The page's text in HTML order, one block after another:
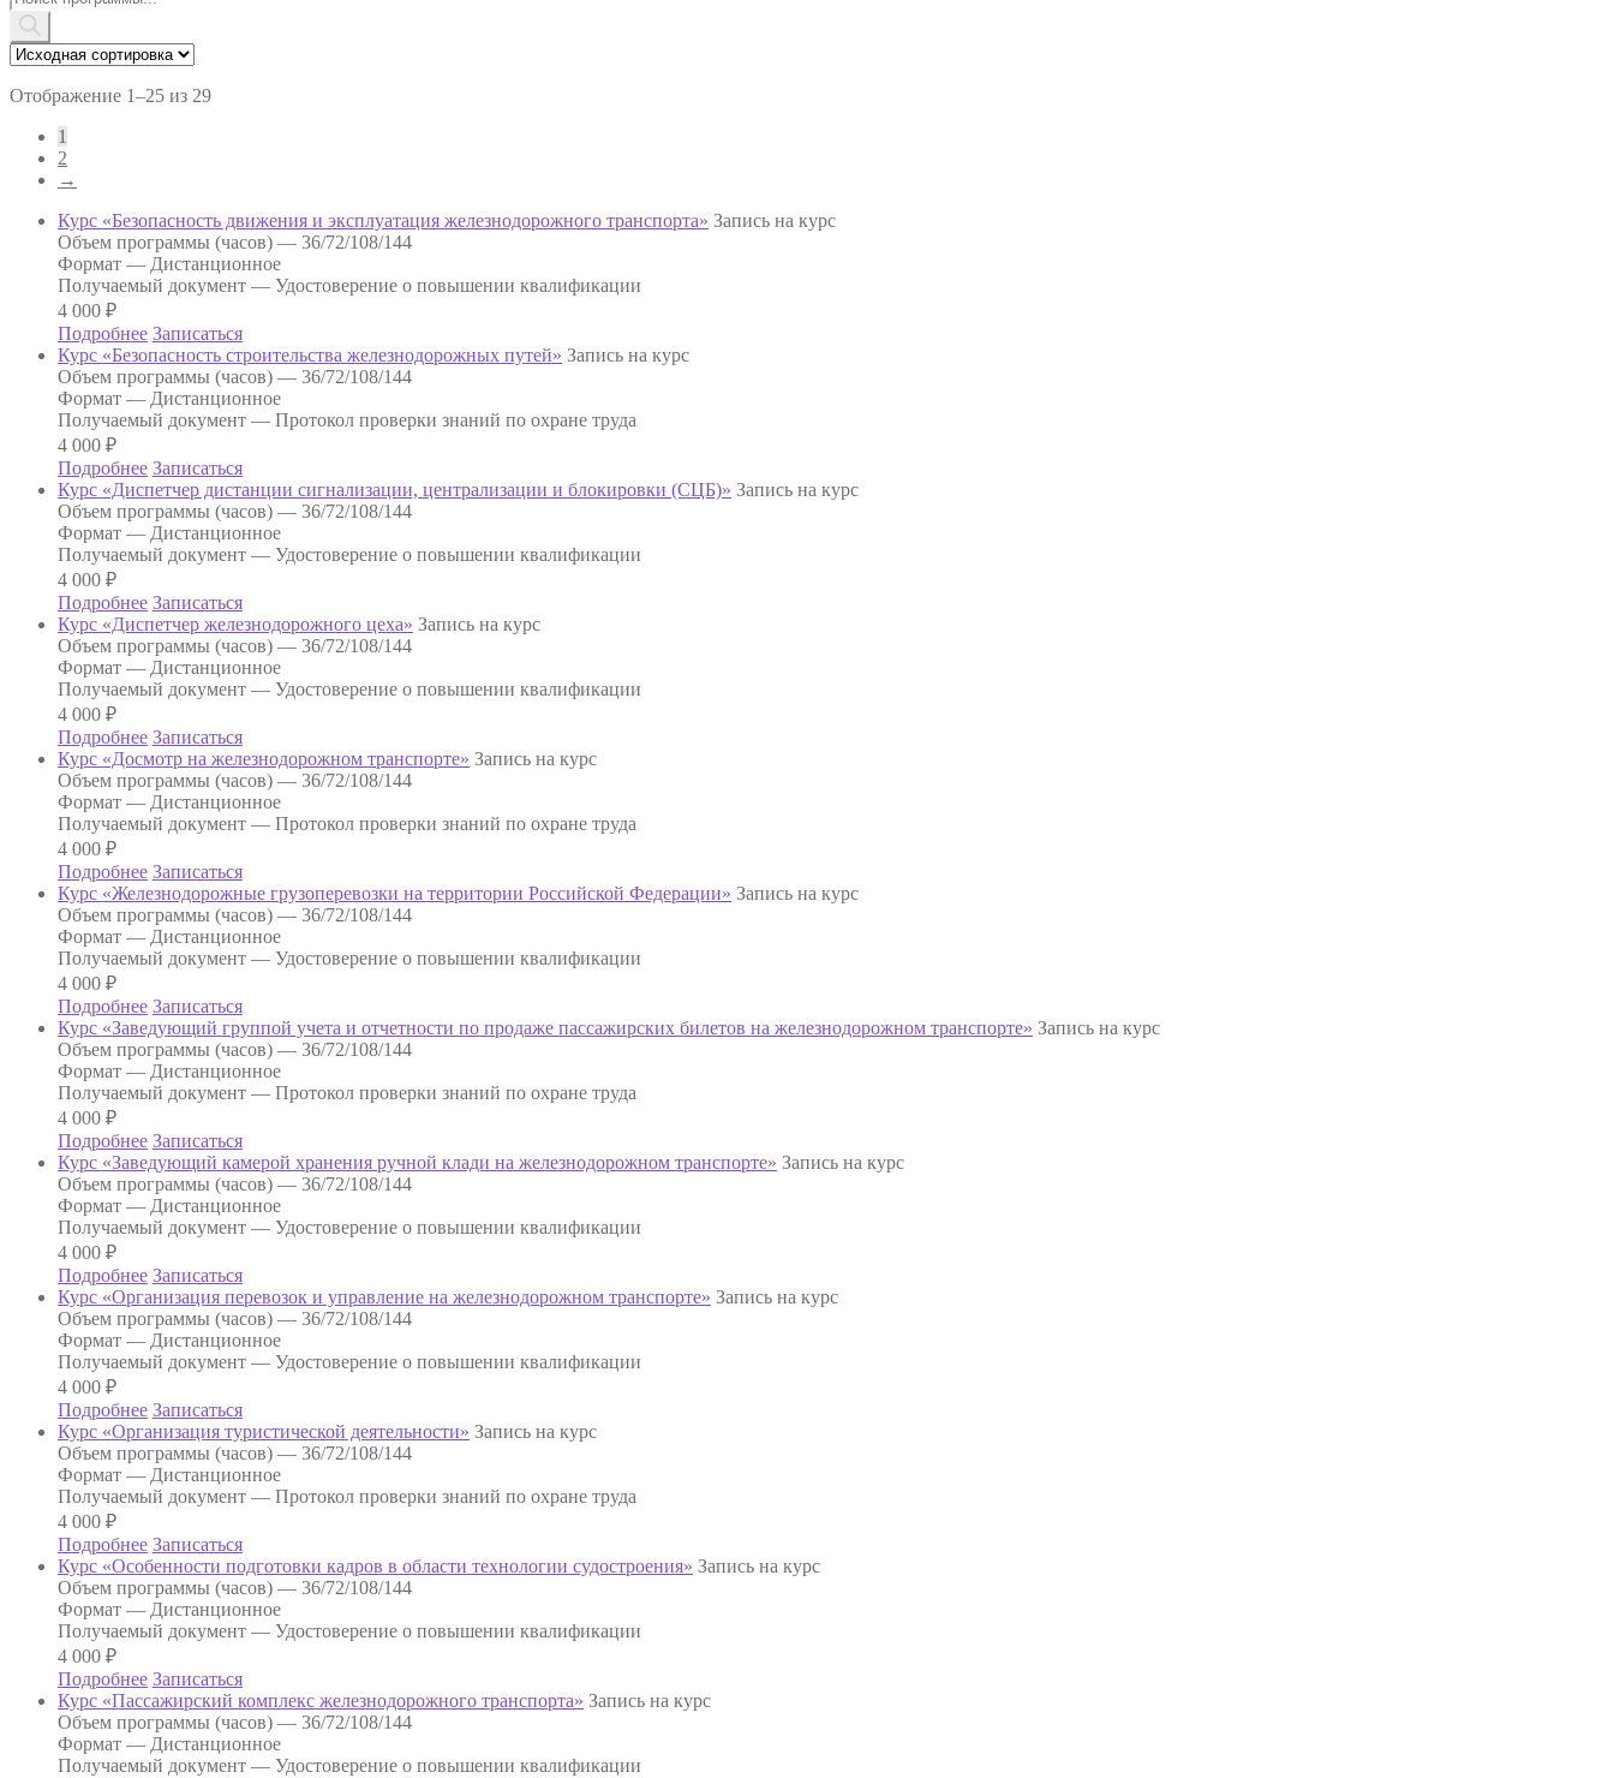
товаров
Отображение 1–25 из 29
1
2
→
Курс «Безопасность движения и эксплуатация железнодорожного транспорта» Запись на курс
Объем программы (часов) — 36/72/108/144
Формат — Дистанционное
Получаемый документ — Удостоверение о повышении квалификации
4 000 ₽
Подробнее Записаться
Курс «Безопасность строительства железнодорожных путей» Запись на курс
Объем программы (часов) — 36/72/108/144
Формат — Дистанционное
Получаемый документ — Протокол проверки знаний по охране труда
4 000 ₽
Подробнее Записаться
Курс «Диспетчер дистанции сигнализации, централизации и блокировки (СЦБ)» Запись на курс
Объем программы (часов) — 36/72/108/144
Формат — Дистанционное
Получаемый документ — Удостоверение о повышении квалификации
4 000 ₽
Подробнее Записаться
Курс «Диспетчер железнодорожного цеха» Запись на курс
Объем программы (часов) — 36/72/108/144
Формат — Дистанционное
Получаемый документ — Удостоверение о повышении квалификации
4 000 ₽
Подробнее Записаться
Курс «Досмотр на железнодорожном транспорте» Запись на курс
Объем программы (часов) — 36/72/108/144
Формат — Дистанционное
Получаемый документ — Протокол проверки знаний по охране труда
4 000 ₽
Подробнее Записаться
Курс «Железнодорожные грузоперевозки на территории Российской Федерации» Запись на курс
Объем программы (часов) — 36/72/108/144
Формат — Дистанционное
Получаемый документ — Удостоверение о повышении квалификации
4 000 ₽
Подробнее Записаться
Курс «Заведующий группой учета и отчетности по продаже пассажирских билетов на железнодорожном транспорте» Запись на курс
Объем программы (часов) — 36/72/108/144
Формат — Дистанционное
Получаемый документ — Протокол проверки знаний по охране труда
4 000 ₽
Подробнее Записаться
Курс «Заведующий камерой хранения ручной клади на железнодорожном транспорте» Запись на курс
Объем программы (часов) — 36/72/108/144
Формат — Дистанционное
Получаемый документ — Удостоверение о повышении квалификации
4 000 ₽
Подробнее Записаться
Курс «Организация перевозок и управление на железнодорожном транспорте» Запись на курс
Объем программы (часов) — 36/72/108/144
Формат — Дистанционное
Получаемый документ — Удостоверение о повышении квалификации
4 000 ₽
Подробнее Записаться
Курс «Организация туристической деятельности» Запись на курс
Объем программы (часов) — 36/72/108/144
Формат — Дистанционное
Получаемый документ — Протокол проверки знаний по охране труда
4 000 ₽
Подробнее Записаться
Курс «Особенности подготовки кадров в области технологии судостроения» Запись на курс
Объем программы (часов) — 36/72/108/144
Формат — Дистанционное
Получаемый документ — Удостоверение о повышении квалификации
4 000 ₽
Подробнее Записаться
Курс «Пассажирский комплекс железнодорожного транспорта» Запись на курс
Объем программы (часов) — 36/72/108/144
Формат — Дистанционное
Получаемый документ — Удостоверение о повышении квалификации